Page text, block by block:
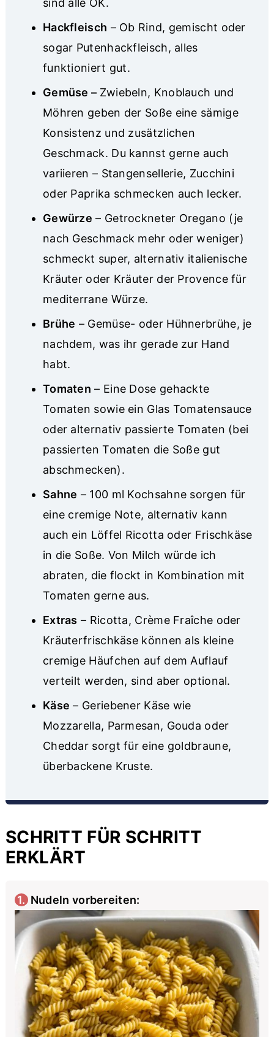
sind alle OK.
Hackfleisch – Ob Rind, gemischt oder
sogar Putenhackfleisch, alles
funktioniert gut.
Gemüse – Zwiebeln, Knoblauch und
Möhren geben der Soße eine sämige
Konsistenz und zusätzlichen
Geschmack. Du kannst gerne auch
variieren – Stangensellerie, Zucchini
oder Paprika schmecken auch lecker.
Gewürze – Getrockneter Oregano (je
nach Geschmack mehr oder weniger)
schmeckt super, alternativ italienische
Kräuter oder Kräuter der Provence für
mediterrane Würze.
Brühe – Gemüse- oder Hühnerbrühe, je
nachdem, was ihr gerade zur Hand
habt.
Tomaten – Eine Dose gehackte
Tomaten sowie ein Glas Tomatensauce
oder alternativ passierte Tomaten (bei
passierten Tomaten die Soße gut
abschmecken).
Sahne – 100 ml Kochsahne sorgen für
eine cremige Note, alternativ kann
auch ein Löffel Ricotta oder Frischkäse
in die Soße. Von Milch würde ich
abraten, die flockt in Kombination mit
Tomaten gerne aus.
Extras – Ricotta, Crème Fraîche oder
Kräuterfrischkäse können als kleine
cremige Häufchen auf dem Auflauf
verteilt werden, sind aber optional.
Käse – Geriebener Käse wie
Mozzarella, Parmesan, Gouda oder
Cheddar sorgt für eine goldbraune,
überbackene Kruste.
SCHRITT FÜR SCHRITT
ERKLÄRT
1. Nudeln vorbereiten: